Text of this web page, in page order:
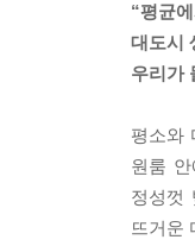
가 많
공무
감안하
변호사
---
“평균
대도시
우리가
평소와
원룸
정성껏
뜨거운